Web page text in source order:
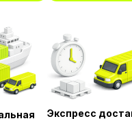
Экспресс